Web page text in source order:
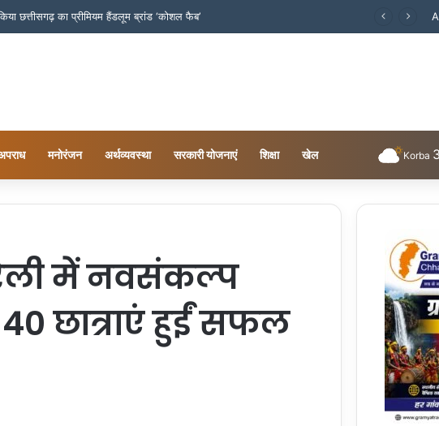
छत्तीसगढ़ का प्रीमियम हैंडलूम ब्रांड ‘कोशल फैब’
मनोरंजन अर्थव्यवस्था सरकारी योजनाएं शिक्षा खेल Korba
में नवसंकल्प
छात्राएं हुईं सफल